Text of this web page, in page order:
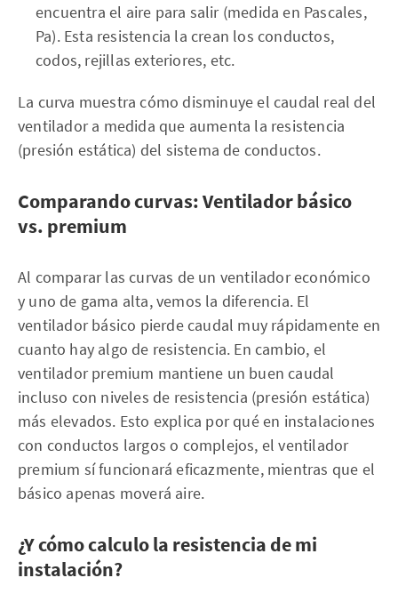
encuentra el aire para salir (medida en Pascales,
Pa). Esta resistencia la crean los conductos,
codos, rejillas exteriores, etc.
La curva muestra cómo disminuye el caudal real del
ventilador a medida que aumenta la resistencia
(presión estática) del sistema de conductos.
Comparando curvas: Ventilador básico
vs. premium
Al comparar las curvas de un ventilador económico
y uno de gama alta, vemos la diferencia. El
ventilador básico pierde caudal muy rápidamente en
cuanto hay algo de resistencia. En cambio, el
ventilador premium mantiene un buen caudal
incluso con niveles de resistencia (presión estática)
más elevados. Esto explica por qué en instalaciones
con conductos largos o complejos, el ventilador
premium sí funcionará eficazmente, mientras que el
básico apenas moverá aire.
¿Y cómo calculo la resistencia de mi
instalación?